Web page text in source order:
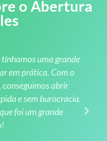
o Abertura
uma grande
em prática. Com o
abrir
e sem burocracia.
foi um grande